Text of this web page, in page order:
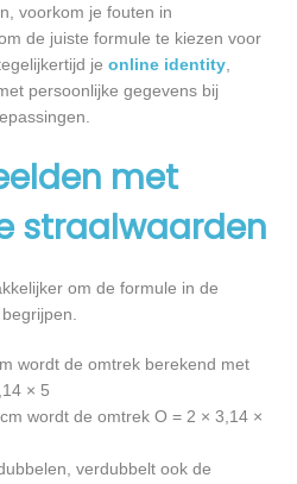
voorkom je fouten in
de juiste formule te kiezen voor
je online identity
persoonlijke gegevens bij
met
straalwaarden
om de formule in de
wordt de omtrek berekend met
× 5
wordt de omtrek O = 2 × 3,14 ×
verdubbelt ook de